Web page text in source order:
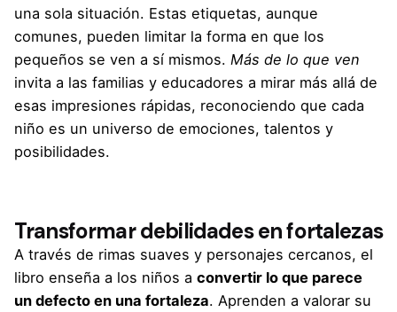
una sola situación. Estas etiquetas, aunque
comunes, pueden limitar la forma en que los
pequeños se ven a sí mismos. Más de lo que ven
invita a las familias y educadores a mirar más allá de
esas impresiones rápidas, reconociendo que cada
niño es un universo de emociones, talentos y
posibilidades.
Transformar debilidades en fortalezas
A través de rimas suaves y personajes cercanos, el
libro enseña a los niños a convertir lo que parece
un defecto en una fortaleza. Aprenden a valorar su